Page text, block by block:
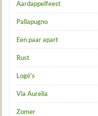
Aardappelfeest
Pallapugno
Een paar apart
Rust
Logé's
Via Aurelia
Zomer